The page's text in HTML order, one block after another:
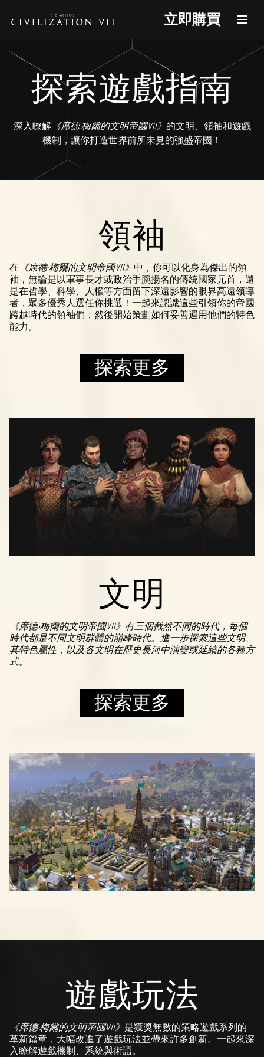
立即購買
探索遊戲指南
深入瞭解《席德·梅爾的文明帝國VII》 的文明、領袖和遊戲
機制，讓你打造世界前所未見的強盛帝國！
領袖
在 《席德·梅爾的文明帝國VII》 中，你可以化身為傑出的領
袖，無論是以軍事長才或政治手腕揚名的傳統國家元首，還
是在哲學、科學、人權等方面留下深遠影響的眼界高遠領導
者，眾多優秀人選任你挑選！一起來認識這些引領你的帝國
跨越時代的領袖們，然後開始策劃如何妥善運用他們的特色
能力。
探索更多
文明
《席德‧梅爾的文明帝國VII》有三個截然不同的時代，每個
時代都是不同文明群體的巔峰時代。進一步探索這些文明、
其特色屬性，以及各文明在歷史長河中演變或延續的各種方
式。
探索更多
遊戲玩法
《席德·梅爾的文明帝國VII》 是獲獎無數的策略遊戲系列的
革新篇章，大幅改進了遊戲玩法並帶來許多創新。一起來深
入瞭解遊戲機制、系統與術語。